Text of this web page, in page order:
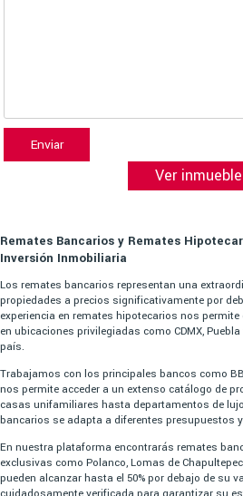
Enviar
Ver
Remates Bancarios y Remates
Inversión Inmobiliaria
Los remates bancarios representan una
propiedades a precios significativamente por
experiencia en remates hipotecarios nos
en ubicaciones privilegiadas como CDMX,
país.
Trabajamos con los principales bancos como
nos permite acceder a un extenso catálogo de
casas unifamiliares hasta departamentos de
bancarios se adapta a diferentes presupuestos
En nuestra plataforma encontrarás remates
exclusivas como Polanco, Lomas de
pueden alcanzar hasta el 50% por debajo de su